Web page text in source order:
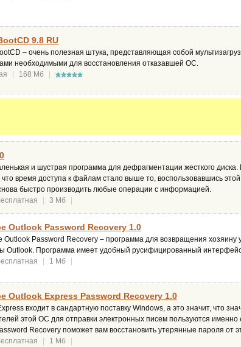
9.8 RU
– очень полезная штука, представляющая собой
необходимыми для восстановления отказавшей ОС.
168 Мб
и шустрая программа для дефрагментации жесткого диска.
что время доступа к файлам стало выше то, воспользовавшись
быстро производить любые операции с информацией.
3 Мб
Outlook Password Recovery 1.0
Outlook Password Recovery – программа для возвращения хозяину
Outlook. Программа имеет удобный русифицированный
1 Мб
Outlook Express Password Recovery 1.0
входит в сандартную поставку Windows, а это значит, что
этой ОС для отправки электронных писем пользуются именно
Recovery поможет вам восстановить утерянные пароля от
1 Мб